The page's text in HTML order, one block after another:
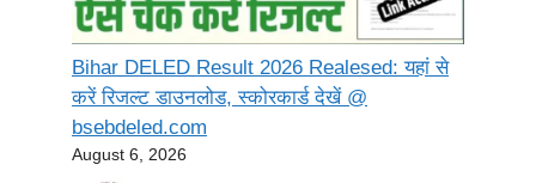
Bihar DELED Result 2026 Realesed: यहां से
करें रिजल्ट डाउनलोड, स्कोरकार्ड देखें @
bsebdeled.com
August 6, 2026